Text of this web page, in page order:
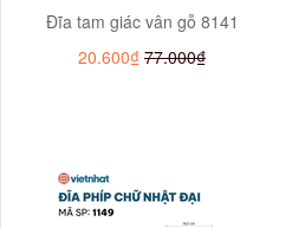
Đĩa tam giác vân gỗ 8141
20.600₫ 77.000₫